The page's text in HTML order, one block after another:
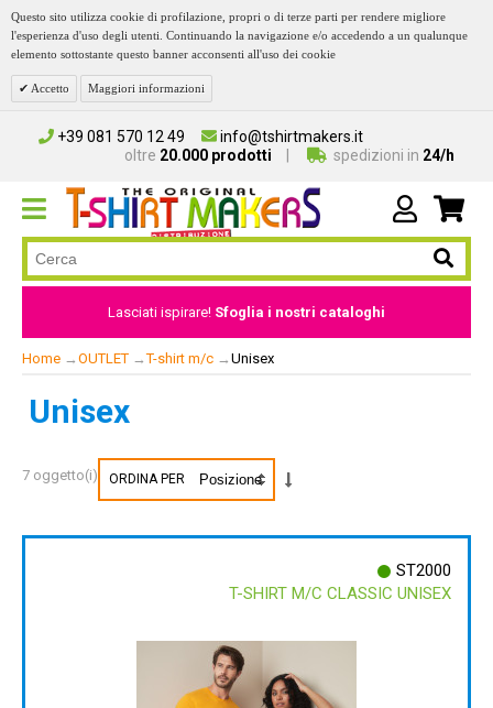
Questo sito utilizza cookie di profilazione, propri o di terze parti per rendere migliore
l'esperienza d'uso degli utenti. Continuando la navigazione e/o accedendo a un qualunque
elemento sottostante questo banner acconsenti all'uso dei cookie
Accetto Maggiori informazioni
+39 081 570 12 49
info@tshirtmakers.it
oltre 20.000 prodotti spedizioni in 24/h
Lasciati ispirare! Sfoglia i nostri cataloghi
Home → OUTLET →T-shirt m/c → Unisex
Unisex
7 oggetto(i) ORDINA PER
ST2000
T-SHIRT M/C CLASSIC UNISEX